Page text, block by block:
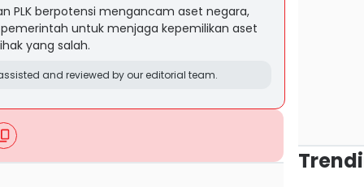
PLK berpotensi mengancam aset negara,
untuk menjaga kepemilikan aset
yang salah.
and reviewed by our editorial team.